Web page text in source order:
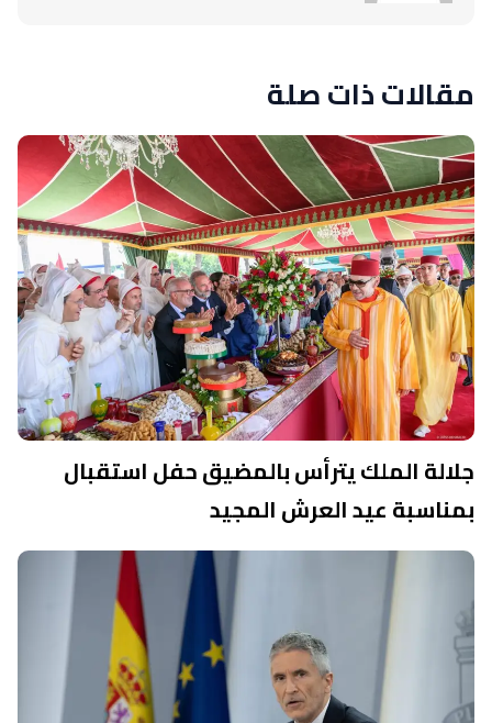
مقالات ذات صلة
جلالة الملك يترأس بالمضيق حفل استقبال
بمناسبة عيد العرش المجيد